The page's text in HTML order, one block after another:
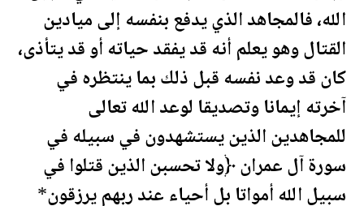
الله، فالمجاهد الذي يدفع بنفسه إلى ميادين
القتال وهو يعلم أنه قد يفقد حياته أو قد يتأذى،
كان قد وعد نفسه قبل ذلك بما ينتظره في
آخرته إيمانا وتصديقا لوعد الله تعالى
للمجاهدين الذين يستشهدون في سبيله في
سورة آل عمران ﴿ولا تحسبن الذين قتلوا في
سبيل الله أمواتا بل أحياء عند ربهم يرزقون*